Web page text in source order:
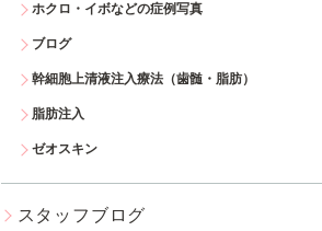
ホクロ・イボなどの症例写真
ブログ
幹細胞上清液注入療法（歯髄・脂肪）
脂肪注入
ゼオスキン
スタッフブログ